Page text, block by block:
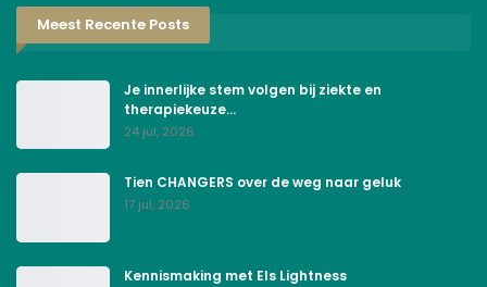
Meest Recente Posts
Je innerlijke stem volgen bij ziekte en
therapiekeuze…
24 jul, 2026
Tien CHANGERS over de weg naar geluk
17 jul, 2026
Kennismaking met Els Lightness